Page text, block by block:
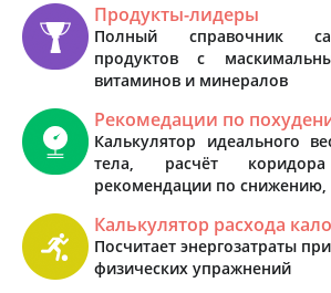
Продукты-лидеры
Полный справочник
продуктов с
витаминов и минералов
Рекомедации по
Калькулятор идеального
тела, расчёт коридора
рекомендации по снижению,
Калькулятор расхода
Посчитает энергозатраты
физических упражнений